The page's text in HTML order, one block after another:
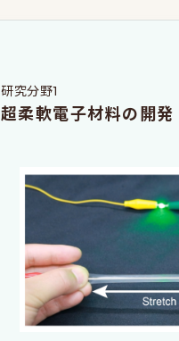
研究分野1
超柔軟電子材料の開発